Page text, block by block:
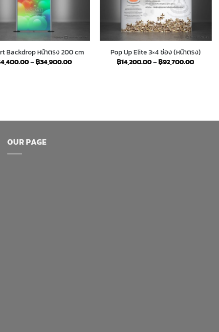
Backdrop หน้าตรง 200 cm
4,400.00–฿34,900.00Price
Pop Up Elite 3×4 ช่อง (หน้าตรง)
฿14,200.00–฿92,700.00Price
OUR PAGE